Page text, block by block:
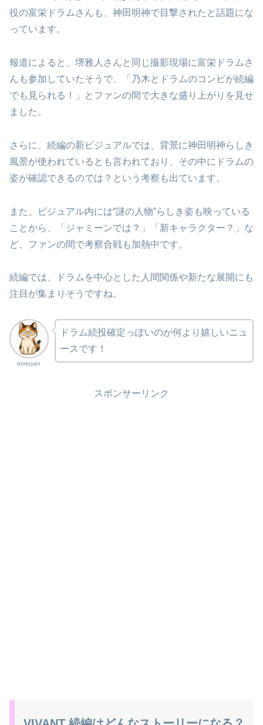
役の富栄ドラムさんも、神田明神で目撃されたと話題にな
っています。
報道によると、堺雅人さんと同じ撮影現場に富栄ドラムさ
んも参加していたそうで、「乃木とドラムのコンビが続編
でも見られる！」とファンの間で大きな盛り上がりを見せ
ました。
さらに、続編の新ビジュアルでは、背景に神田明神らしき
風景が使われているとも言われており、その中にドラムの
姿が確認できるのでは？という考察も出ています。
また、ビジュアル内には“謎の人物”らしき姿も映っている
ことから、「ジャミーンでは？」「新キャラクター？」な
ど、ファンの間で考察合戦も加熱中です。
続編では、ドラムを中心とした人間関係や新たな展開にも
注目が集まりそうですね。
tomoyan
ドラム続投確定っぽいのが何より嬉しいニュ
ースです！
スポンサーリンク